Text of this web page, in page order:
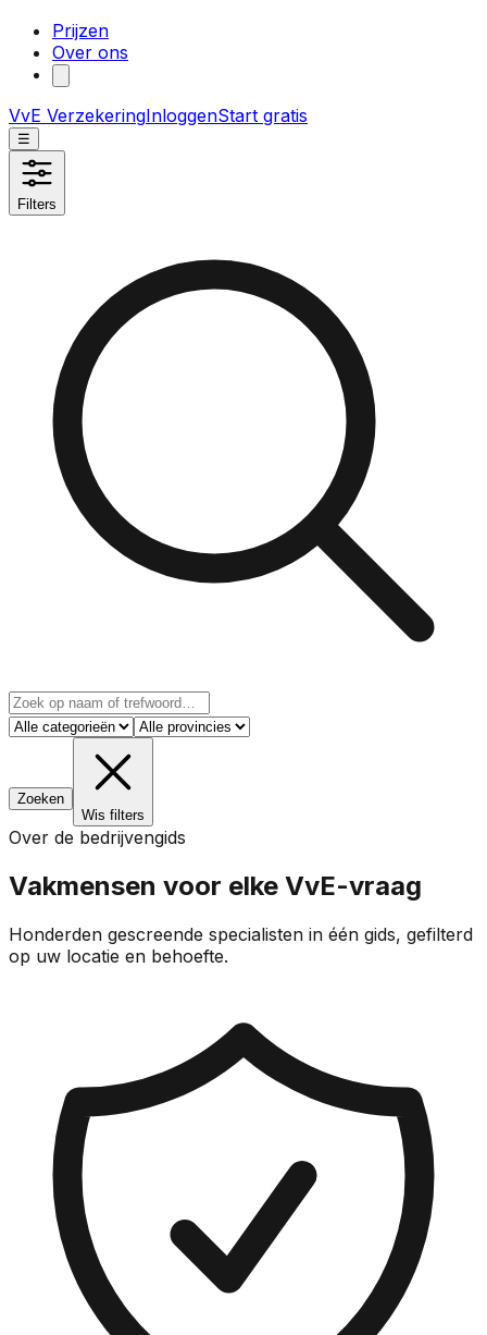
Prijzen
Over ons
VvE VerzekeringInloggenStart gratis
☰
Filters
Zoeken
Wis filters
Over de bedrijvengids
Vakmensen voor elke VvE-vraag
Honderden gescreende specialisten in één gids, gefilterd
op uw locatie en behoefte.